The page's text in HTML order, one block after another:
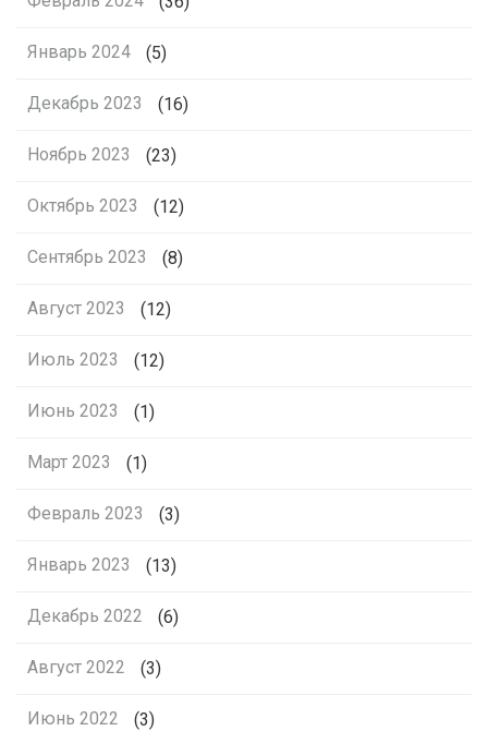
Январь 2024 (5)
Декабрь 2023 (16)
Ноябрь 2023 (23)
Октябрь 2023 (12)
Сентябрь 2023 (8)
Август 2023 (12)
Июль 2023 (12)
Июнь 2023 (1)
Март 2023 (1)
Февраль 2023 (3)
Январь 2023 (13)
Декабрь 2022 (6)
Август 2022 (3)
Июнь 2022 (3)